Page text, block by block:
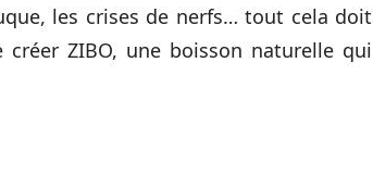
les crises de nerfs… tout cela doit
créer ZIBO, une boisson naturelle qui